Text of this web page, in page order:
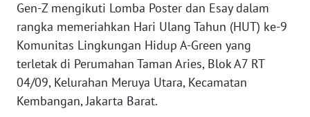
Gen-Z mengikuti Lomba Poster dan Esay dalam
rangka memeriahkan Hari Ulang Tahun (HUT) ke-9
Komunitas Lingkungan Hidup A-Green yang
terletak di Perumahan Taman Aries, Blok A7 RT
04/09, Kelurahan Meruya Utara, Kecamatan
Kembangan, Jakarta Barat.
REDAKSI
KARIR
DISCLAIMER